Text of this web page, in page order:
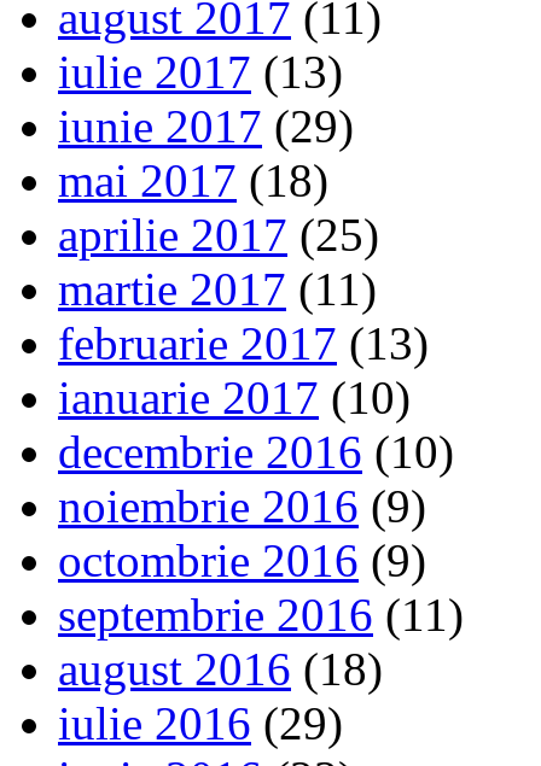
august 2017 (11)
iulie 2017 (13)
iunie 2017 (29)
mai 2017 (18)
aprilie 2017 (25)
martie 2017 (11)
februarie 2017 (13)
ianuarie 2017 (10)
decembrie 2016 (10)
noiembrie 2016 (9)
octombrie 2016 (9)
septembrie 2016 (11)
august 2016 (18)
iulie 2016 (29)